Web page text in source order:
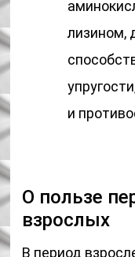
лизином,
и
О пользе
взрослых
В период